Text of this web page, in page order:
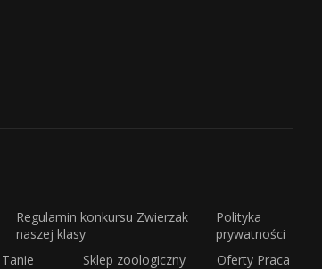
Regulamin konkursu Zwierzak
naszej klasy
Polityka
prywatności
Tanie
Sklep zoologiczny
Oferty Praca